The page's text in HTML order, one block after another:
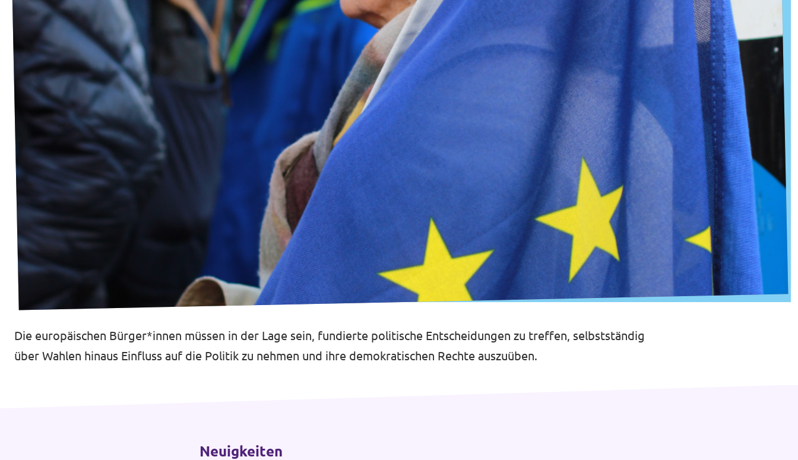
Volt Deutschland Merchandise Shop
Unsere Events
Presse
Mache bei uns mit!
Deine Spende für Volt!
Jobs bei Volt
Volt in deiner Nähe
Die europäischen Bürger*innen müssen in der Lage sein, fundierte politische Entscheidungen zu treffen, selbstständig
über Wahlen hinaus Einfluss auf die Politik zu nehmen und ihre demokratischen Rechte auszuüben.
Neuigkeiten